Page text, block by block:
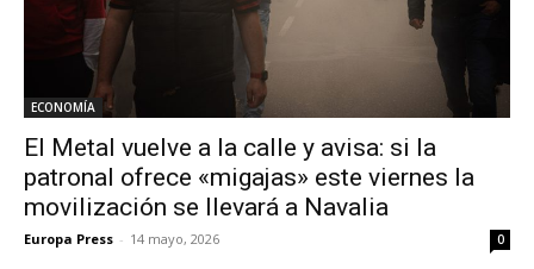
ECONOMÍA
El Metal vuelve a la calle y avisa: si la
patronal ofrece «migajas» este viernes la
movilización se llevará a Navalia
Europa Press - 14 mayo, 2026 0